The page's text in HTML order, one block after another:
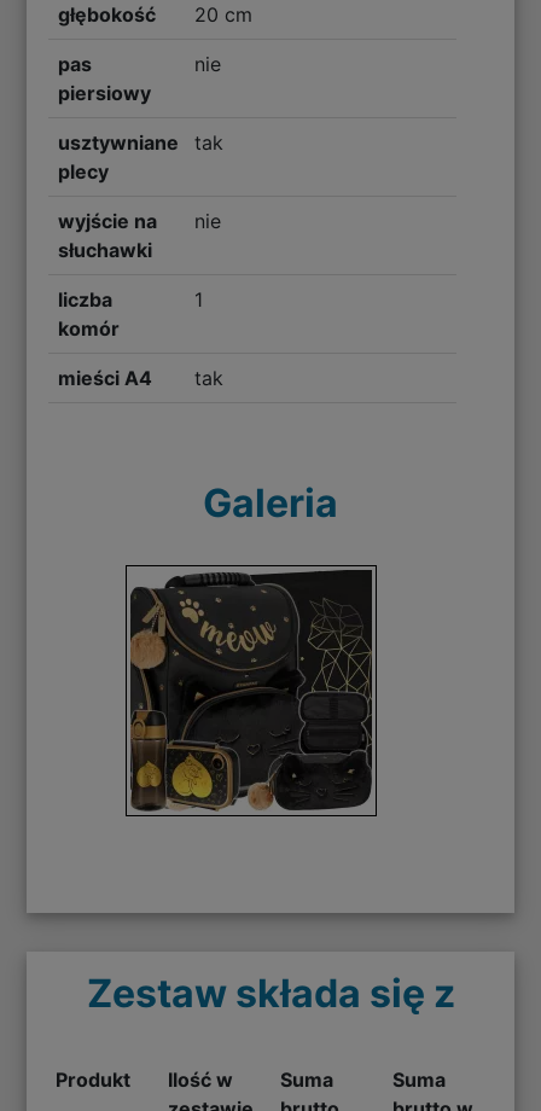
głębokość 20 cm
pas
piersiowy
nie
usztywniane
plecy
tak
wyjście na
słuchawki
nie
liczba
komór
1
mieści A4 tak
Galeria
Zestaw składa się z
Produkt
Ilość w
Suma
Suma